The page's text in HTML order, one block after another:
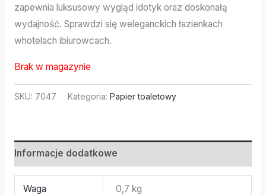
zapewnia luksusowy wygląd idotyk oraz doskonałą
wydajność. Sprawdzi się weleganckich łazienkach
whotelach ibiurowcach.
Brak w magazynie
SKU: 7047 Kategoria: Papier toaletowy
Informacje dodatkowe
Waga 0,7 kg